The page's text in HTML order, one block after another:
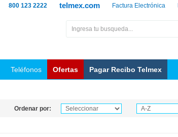
Factura Electrónica
telmex.com
800 123 2222
Teléfonos Ofertas Pagar Recibo Telmex
Ordenar por: